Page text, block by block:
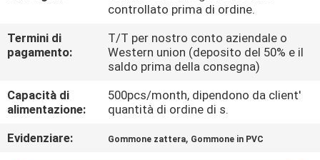
MAPPA
SITO
PRIVACY
controllato prima di ordine.
Termini di
pagamento:
T/T per nostro conto aziendale o
Western union (deposito del 50% e il
saldo prima della consegna)
Capacità di
alimentazione:
500pcs/month, dipendono da client'
quantità di ordine di s.
Evidenziare:
Gommone zattera, Gommone in PVC